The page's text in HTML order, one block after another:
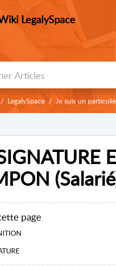
LegalySpace
LegalySpace Je suis un
page